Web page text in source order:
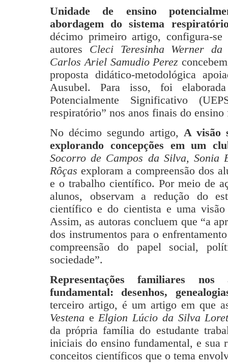
Unidade de ensino
abordagem do sistema
décimo primeiro artigo, configura-
autores Cleci Teresinha Werner
Carlos Ariel Samudio Perez
proposta didático-metodológica
Ausubel. Para isso, foi
Potencialmente Significativo
respiratório” nos anos finais do ensino
No décimo segundo artigo, A visão
explorando concepções em um
Socorro de Campos da Silva, Sonia
Rôças exploram a compreensão dos
e o trabalho científico. Por meio de
alunos, observam a redução do
científico e do cientista e uma
Assim, as autoras concluem que “a
dos instrumentos para o
compreensão do papel social,
sociedade”.
Representações familiares
fundamental: desenhos,
terceiro artigo, é um artigo em que
Vestena eElgion Lúcio da Silva
da própria família do estudante
iniciais do ensino fundamental, e sua
conceitos científicos que o tema